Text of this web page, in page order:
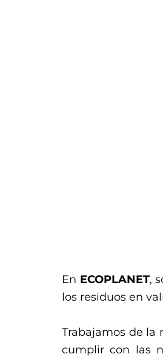
En ECOPLANET,
los residuos en
Trabajamos de la
cumplir con las